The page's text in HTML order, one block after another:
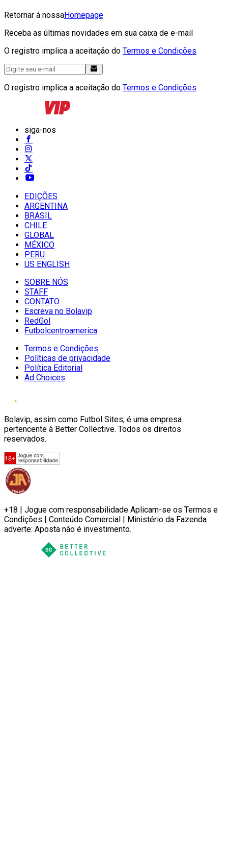
Retornar à nossaHomepage
Receba as últimas novidades em sua caixa de e-mail
O registro implica a aceitação do Termos e Condições
O registro implica a aceitação do Termos e Condições
siga-nos
EDIÇÕES
ARGENTINA
BRASIL
CHILE
GLOBAL
MÉXICO
PERU
US ENGLISH
SOBRE NÓS
STAFF
CONTATO
Escreva no Bolavip
RedGol
Futbolcentroamerica
Termos e Condições
Políticas de privacidade
Política Editorial
Ad Choices
Bolavip, assim como Futbol Sites, é uma empresa
pertencente à Better Collective. Todos os direitos
reservados.
+18 | Jogue com responsabilidade Aplicam-se os Termos e
Condições | Conteúdo Comercial | Ministério da Fazenda
adverte: Aposta não é investimento.